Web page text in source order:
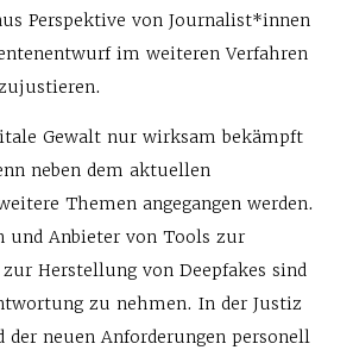
Perspektive von Journalist*innen
im weiteren Verfahren
Gewalt nur wirksam bekämpft
neben dem aktuellen
Themen angegangen werden.
und Anbieter von Tools zur
Herstellung von Deepfakes sind
zu nehmen. In der Justiz
der neuen Anforderungen personell